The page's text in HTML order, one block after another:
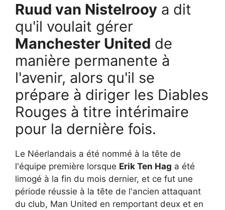
Ruud van Nistelrooy a dit
qu'il voulait gérer
Manchester United de
manière permanente à
l'avenir, alors qu'il se
prépare à diriger les Diables
Rouges à titre intérimaire
pour la dernière fois.
Le Néerlandais a été nommé à la tête de
l'équipe première lorsque Erik Ten Hag a été
limogé à la fin du mois dernier, et ce fut une
période réussie à la tête de l'ancien attaquant
du club, Man United en remportant deux et en